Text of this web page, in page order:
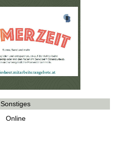
Sonstiges
Online